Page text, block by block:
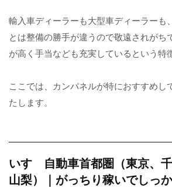
輸入車ディーラーも大型車ディーラーも
とは整備の勝手が違うので敬遠されがち
が高く手当なども充実しているという特
ここでは、カンパネルが特におすすめし
たします。
いすゞ自動車首都圏（東京、千
山梨）｜がっちり稼いでしっ